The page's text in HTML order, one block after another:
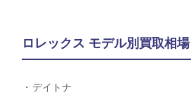
ロレックス モデル別買取相場
デイトナ